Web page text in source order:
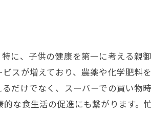
便利なサービスの未来展望
に、子供の健康を第一に考える親
スが増えており、農薬や化学肥料
だけでなく、スーパーでの買い物
な食生活の促進にも繋がります。